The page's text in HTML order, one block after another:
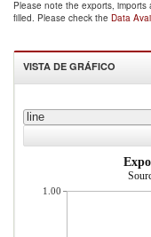
Please note the exports,
filled. Please check the Data
VISTA DE GRÁFICO
line
1.00